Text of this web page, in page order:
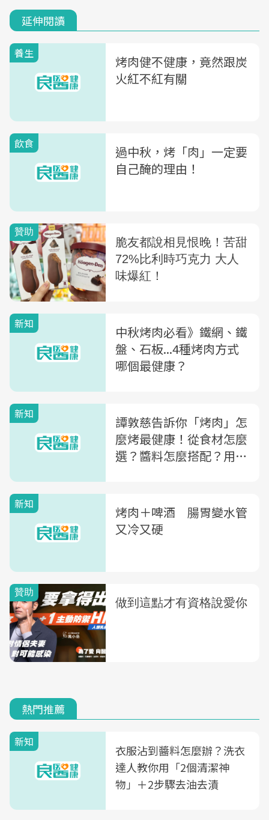
延伸閱讀
養生
烤肉健不健康，竟然跟炭
火紅不紅有關
飲食
過中秋，烤「肉」一定要
自己醃的理由！
新知
中秋烤肉必看》鐵網、鐵
盤、石板...4種烤肉方式
哪個最健康？
新知
譚敦慈告訴你「烤肉」怎
麼烤最健康！從食材怎麼
選？醬料怎麼搭配？用什
新知
烤肉＋啤酒 腸胃變水管
又冷又硬
熱門推薦
新知
衣服沾到醬料怎麼辦？洗衣
達人教你用「2個清潔神
物」＋2步驟去油去漬